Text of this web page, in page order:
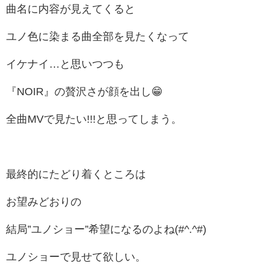
曲名に内容が見えてくると
ユノ色に染まる曲全部を見たくなって
イケナイ…と思いつつも
『NOIR』の贅沢さが顔を出し😁
全曲MVで見たい!!!と思ってしまう。
最終的にたどり着くところは
お望みどおりの
結局”ユノショー”希望になるのよね(#^.^#)
ユノショーで見せて欲しい。